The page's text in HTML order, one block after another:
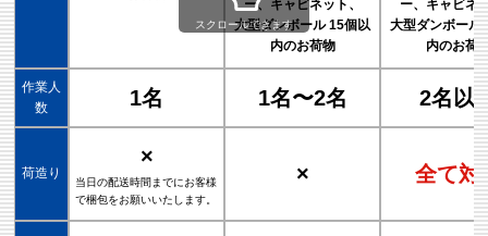
ー、キャビネット、
大型ダンボール 15個以
内のお荷物
ー、キャビネ
大型ダンボール
内のお荷
作業人
数
1名 1名〜2名 2名以
荷造り
×
当日の配送時間までにお客様
で梱包をお願いいたします。
× 全て対
スクロールできます